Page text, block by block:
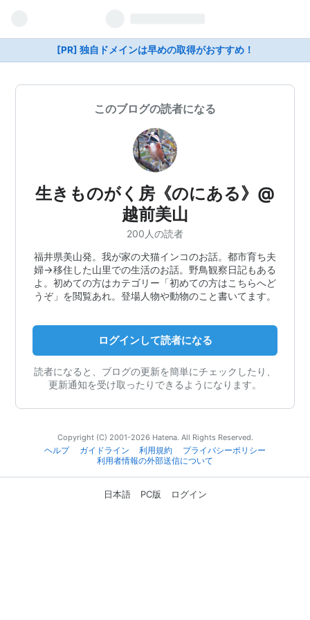
[PR] 独自ドメインは早めの取得がおすすめ！
このブログの読者になる
生きものがく房《のにある》@
越前美山
200人の読者
福井県美山発。我が家の犬猫インコのお話。都市育ち夫
婦→移住した山里での生活のお話。野鳥観察日記もある
よ。初めての方はカテゴリー「初めての方はこちらへど
うぞ」を閲覧あれ。登場人物や動物のこと書いてます。
ログインして読者になる
読者になると、ブログの更新を簡単にチェックしたり、
更新通知を受け取ったりできるようになります。
Copyright (C) 2001-2026 Hatena. All Rights Reserved.
ヘルプ
ガイドライン 利用規約
プライバシーポリシー
利用者情報の外部送信について
日本語 PC版 ログイン